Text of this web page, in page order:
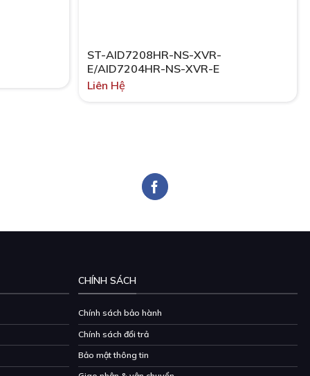
ST-AID7208HR-NS-XVR-
E/AID7204HR-NS-XVR-E
Liên Hệ
CHÍNH SÁCH
Chính sách bảo hành
Chính sách đổi trả
Bảo mật thông tin